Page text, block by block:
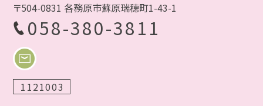
※お急ぎの方は早めにご注文をお願いいたしま
す。
※WEB注文・TEL注文は受け付けておりません
ので、当院に直接来院していただき、受付にて注
〒504-0831 各務原市蘇原瑞穂町1-43-1
058-380-3811
1121003